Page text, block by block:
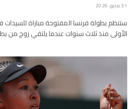
31 مايو، 2026
ستنظم بطولة فرنسا المفتوحة مباراة للسيدات
الأولى منذ ثلاث سنوات عندما يلتقي زوج من